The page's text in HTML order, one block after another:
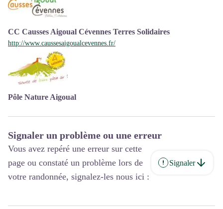
CC Causses Aigoual Cévennes Terres Solidaires
http://www.caussesaigoualcevennes.fr/
Pôle Nature Aigoual
Signaler un problème ou une erreur
Vous avez repéré une erreur sur cette
page ou constaté un problème lors de
votre randonnée, signalez-les nous ici :
Signaler